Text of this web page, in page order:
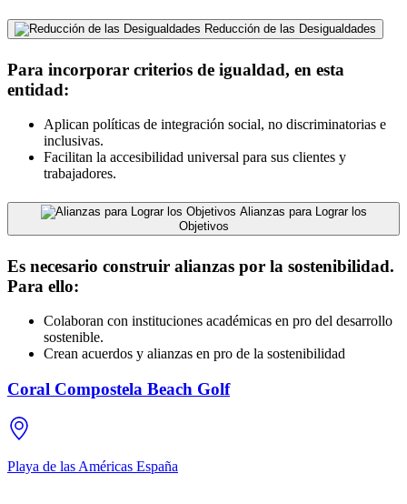
Reducción de las Desigualdades
Para incorporar criterios de igualdad, en esta
entidad:
Aplican políticas de integración social, no discriminatorias e
inclusivas.
Facilitan la accesibilidad universal para sus clientes y
trabajadores.
Alianzas para Lograr los
Objetivos
Es necesario construir alianzas por la sostenibilidad.
Para ello:
Colaboran con instituciones académicas en pro del desarrollo
sostenible.
Crean acuerdos y alianzas en pro de la sostenibilidad
Coral Compostela Beach Golf
Playa de las Américas España